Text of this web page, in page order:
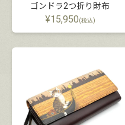
ゴンドラ2つ折り財布
¥15,950(税込)